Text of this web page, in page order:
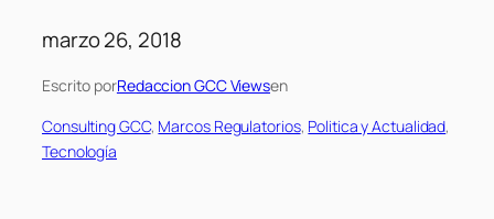
marzo 26, 2018
Escrito porRedaccion GCC Viewsen
Consulting GCC, Marcos Regulatorios, Politica y Actualidad
Tecnología